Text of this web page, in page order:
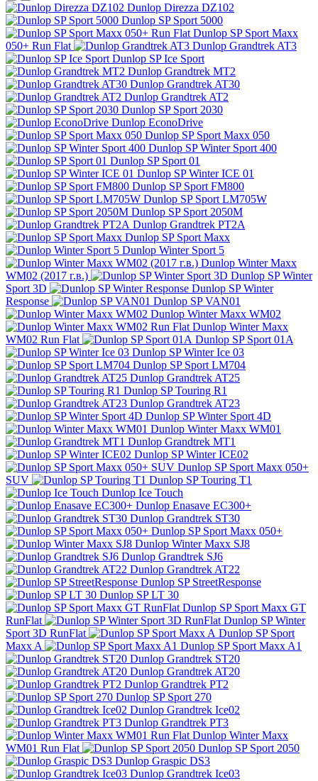
Dunlop Direzza DZ102
Dunlop SP Sport 5000
Dunlop SP Sport Maxx
050+ Run Flat
Dunlop Grandtrek AT3
Dunlop SP Ice Sport
Dunlop Grandtrek MT2
Dunlop Grandtrek AT30
Dunlop Grandtrek AT2
Dunlop SP Sport 2030
Dunlop EconoDrive
Dunlop SP Sport Maxx 050
Dunlop SP Winter Sport 400
Dunlop SP Sport 01
Dunlop SP Winter ICE 01
Dunlop SP Sport FM800
Dunlop SP Sport LM705W
Dunlop SP Sport 2050M
Dunlop Grandtrek PT2A
Dunlop SP Sport Maxx
Dunlop Winter Sport 5
Dunlop Winter Maxx
WM02 (2017 г.в.)
Dunlop SP Winter
Sport 3D
Dunlop SP Winter
Response
Dunlop SP VAN01
Dunlop Winter Maxx WM02
Dunlop Winter Maxx
WM02 Run Flat
Dunlop SP Sport 01A
Dunlop SP Winter Ice 03
Dunlop SP Sport LM704
Dunlop Grandtrek AT25
Dunlop SP Touring R1
Dunlop Grandtrek AT23
Dunlop SP Winter Sport 4D
Dunlop Winter Maxx WM01
Dunlop Grandtrek MT1
Dunlop SP Winter ICE02
Dunlop SP Sport Maxx 050+
SUV
Dunlop SP Touring T1
Dunlop Ice Touch
Dunlop Enasave EC300+
Dunlop Grandtrek ST30
Dunlop SP Sport Maxx 050+
Dunlop Winter Maxx SJ8
Dunlop Grandtrek SJ6
Dunlop Grandtrek AT22
Dunlop SP StreetResponse
Dunlop SP LT 30
Dunlop SP Sport Maxx GT
RunFlat
Dunlop SP Winter
Sport 3D RunFlat
Dunlop SP Sport
Maxx A
Dunlop SP Sport Maxx A1
Dunlop Grandtrek ST20
Dunlop Grandtrek AT20
Dunlop Grandtrek PT2
Dunlop SP Sport 270
Dunlop Grandtrek Ice02
Dunlop Grandtrek PT3
Dunlop Winter Maxx
WM01 Run Flat
Dunlop SP Sport 2050
Dunlop Graspic DS3
Dunlop Grandtrek Ice03